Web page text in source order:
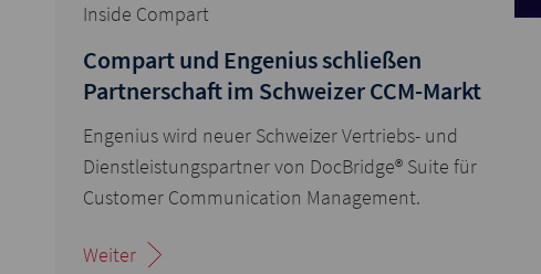
Inside Compart
Compart und Engenius schließen
Partnerschaft im Schweizer CCM-Markt
Engenius wird neuer Schweizer Vertriebs- und
Dienstleistungspartner von DocBridge® Suite für
Customer Communication Management.
Weiter